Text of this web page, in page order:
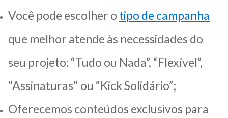
Você pode escolher o tipo de campanha
que melhor atende às necessidades do
seu projeto: “Tudo ou Nada”, “Flexível”,
"Assinaturas" ou “Kick Solidário”;
Oferecemos conteúdos exclusivos para